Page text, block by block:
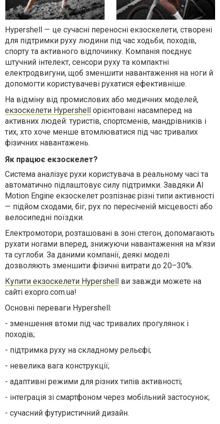
Hypershell — це сучасні переносні екзоскелети, створені
для підтримки руху людини під час ходьби, походів,
спорту та активного відпочинку. Компанія поєднує
штучний інтелект, сенсори руху та компактні
електродвигуни, щоб зменшити навантаження на ноги й
допомогти користувачеві рухатися ефективніше.
На відміну від промислових або медичних моделей,
екзоскелети Hypershell орієнтовані насамперед на
активних людей: туристів, спортсменів, мандрівників і
тих, хто хоче менше втомлюватися під час тривалих
фізичних навантажень.
Як працює екзоскелет?
Система аналізує рухи користувача в реальному часі та
автоматично підлаштовує силу підтримки. Завдяки AI
Motion Engine екзоскелет розпізнає різні типи активності
— підйом сходами, біг, рух по пересіченій місцевості або
велосипедні поїздки.
Електромотори, розташовані в зоні стегон, допомагають
рухати ногами вперед, знижуючи навантаження на м’язи
та суглоби. За даними компанії, деякі моделі
дозволяють зменшити фізичні витрати до 20–30%.
Купити екзоскелети Hypershell ви завжди можете на
сайті exopro.com.ua!
Основні переваги Hypershell:
- зменшення втоми під час тривалих прогулянок і
походів;
- підтримка руху на складному рельєфі;
- невелика вага конструкції;
- адаптивні режими для різних типів активності;
- інтеграція зі смартфоном через мобільний застосунок;
- сучасний футуристичний дизайн.